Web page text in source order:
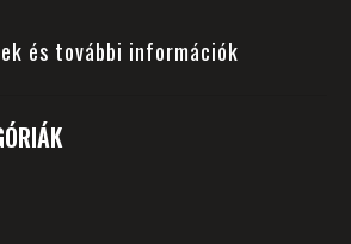
és további információk